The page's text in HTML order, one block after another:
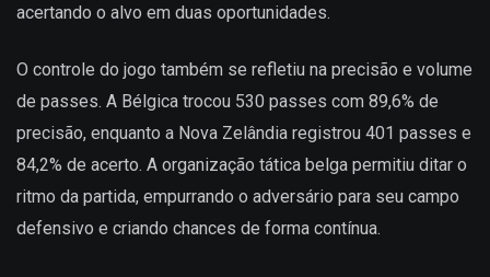
acertando o alvo em duas oportunidades.
O controle do jogo também se refletiu na precisão e volume
de passes. A Bélgica trocou 530 passes com 89,6% de
precisão, enquanto a Nova Zelândia registrou 401 passes e
84,2% de acerto. A organização tática belga permitiu ditar o
ritmo da partida, empurrando o adversário para seu campo
defensivo e criando chances de forma contínua.